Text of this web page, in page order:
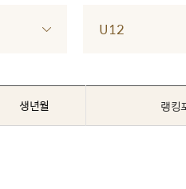
U12
생년월 랭킹